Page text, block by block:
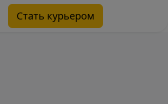
Стать курьером